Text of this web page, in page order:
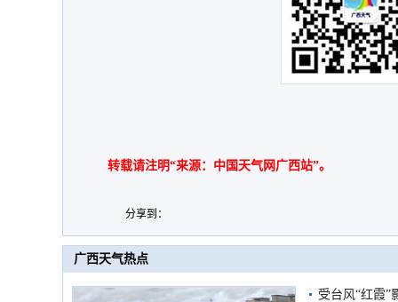
转载请注明“来源：中国天气网广西站”。
分享到：
广西天气热点
受台风“红霞”